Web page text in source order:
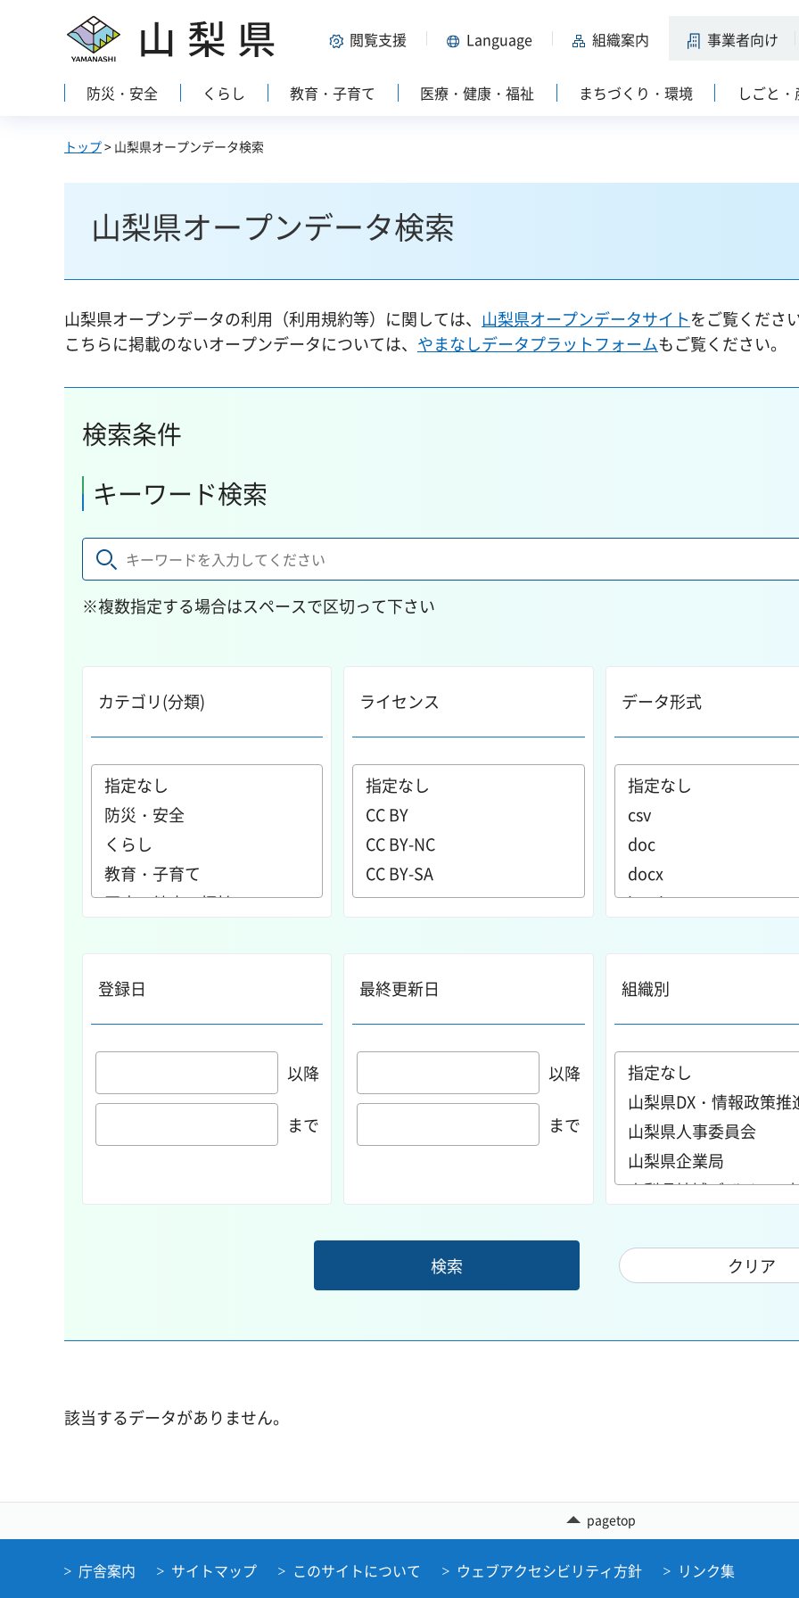
山梨県 閲覧支援 Language 組織案内 事業者向け
防災・安全 くらし 教育・子育て 医療・健康・福祉 まちづくり・環境 しごと
トップ> 山梨県オープンデータ検索
山梨県オープンデータ検索
山梨県オープンデータの利用（利用規約等）に関しては、 山梨県オープンデータサイトをご覧くださ
こちらに掲載のないオープンデータについては、 やまなしデータプラットフォームもご覧ください。
検索条件
キーワード検索
※複数指定する場合はスペースで区切って下さい
カテゴリ(分類) ライセンス データ形式
登録日
以降
まで
最終更新日
以降
まで
組織別
該当するデータがありません。
pagetop
庁舎案内 サイトマップ このサイトについて ウェブアクセシビリティ方針 リンク集